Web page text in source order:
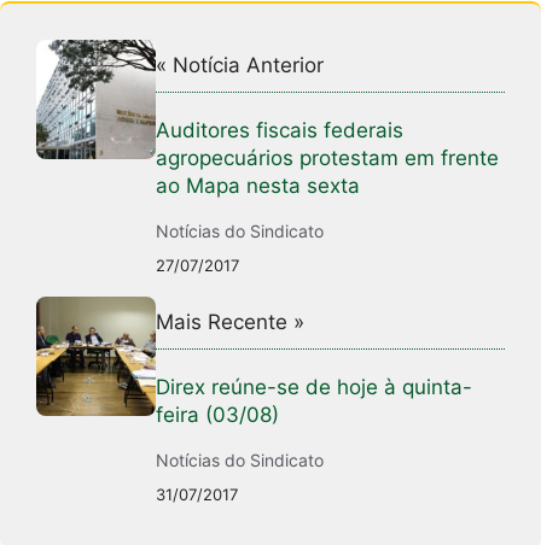
« Notícia Anterior
Auditores fiscais federais
agropecuários protestam em frente
ao Mapa nesta sexta
Notícias do Sindicato
27/07/2017
Mais Recente »
Direx reúne-se de hoje à quinta-
feira (03/08)
Notícias do Sindicato
31/07/2017